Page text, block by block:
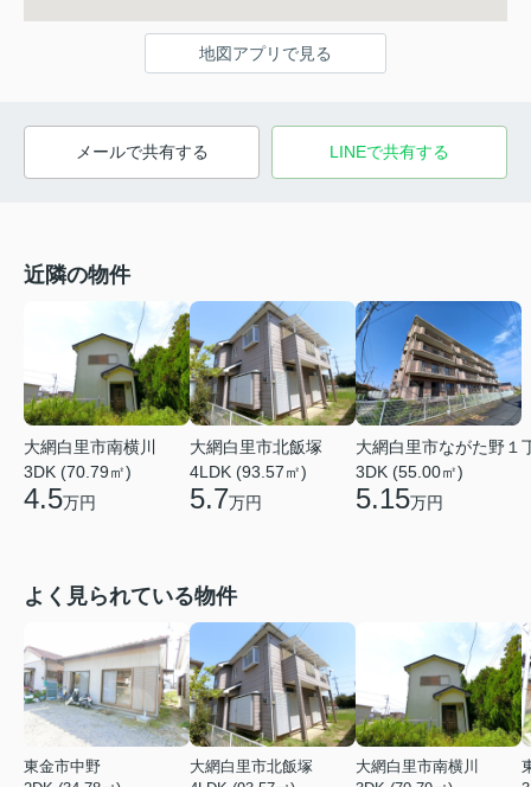
地図アプリで見る
メールで共有する LINEで共有する
近隣の物件
大網白里市南横川
3DK (70.79㎡)
4.5万円
大網白里市北飯塚
4LDK (93.57㎡)
5.7万円
大網白里市ながた野１
3DK (55.00㎡)
5.15万円
よく見られている物件
東金市中野
大網白里市北飯塚
大網白里市南横川